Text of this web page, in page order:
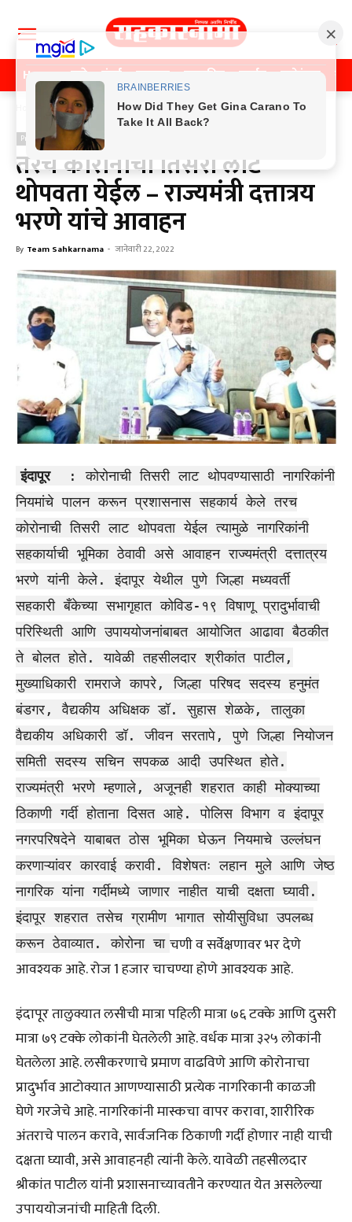
Home पुणे मुंबई महाराष्ट्र राजकीय क्राईम मनोरंजन
Previos News
Previos News
तरच कोरोनाची तिसरी लाट
थोपवता येईल – राज्यमंत्री दत्तात्रय
भरणे यांचे आवाहन
By Team Sahkarnama - जानेवारी 22, 2022
इंदापूर
: कोरोनाची तिसरी लाट थोपवण्यासाठी नागरिकांनी
नियमांचे पालन करून प्रशासनास सहकार्य केले तरच
कोरोनाची तिसरी लाट थोपवता येईल त्यामुळे नागरिकांनी
सहकार्याची भूमिका ठेवावी असे आवाहन राज्यमंत्री दत्तात्रय
भरणे यांनी केले. इंदापूर येथील पुणे जिल्हा मध्यवर्ती
सहकारी बँकेच्या सभागृहात कोविड-१९ विषाणू प्रादुर्भावाची
परिस्थिती आणि उपाययोजनांबाबत आयोजित आढावा बैठकीत
ते बोलत होते. यावेळी तहसीलदार श्रीकांत पाटील,
मुख्याधिकारी रामराजे कापरे, जिल्हा परिषद सदस्य हनुमंत
बंडगर, वैद्यकीय अधिक्षक डॉ. सुहास शेळके, तालुका
वैद्यकीय अधिकारी डॉ. जीवन सरतापे, पुणे जिल्हा नियोजन
समिती सदस्य सचिन सपकळ आदी उपस्थित होते.
राज्यमंत्री भरणे म्हणाले, अजूनही शहरात काही मोक्याच्या
ठिकाणी गर्दी होताना दिसत आहे. पोलिस विभाग व इंदापूर
नगरपरिषदेने याबाबत ठोस भूमिका घेऊन नियमाचे उल्लंघन
करणाऱ्यांवर कारवाई करावी. विशेषतः लहान मुले आणि जेष्ठ
नागरिक यांना गर्दीमध्ये जाणार नाहीत याची दक्षता घ्यावी.
इंदापूर शहरात तसेच ग्रामीण भागात सोयीसुविधा उपलब्ध
करून ठेवाव्यात. कोरोना चा चणी व सर्वेक्षणावर भर देणे
आवश्यक आहे. रोज 1 हजार चाचण्या होणे आवश्यक आहे.
इंदापूर तालुक्यात लसीची मात्रा पहिली मात्रा ७६ टक्के आणि दुसरी
मात्रा ७९ टक्के लोकांनी घेतलेली आहे. वर्धक मात्रा ३२५ लोकांनी
घेतलेला आहे. लसीकरणाचे प्रमाण वाढविणे आणि कोरोनाचा
प्रादुर्भाव आटोक्यात आणण्यासाठी प्रत्येक नागरिकानी काळजी
घेणे गरजेचे आहे. नागरिकांनी मास्कचा वापर करावा, शारीरिक
अंतराचे पालन करावे, सार्वजनिक ठिकाणी गर्दी होणार नाही याची
दक्षता घ्यावी, असे आवाहनही त्यांनी केले. यावेळी तहसीलदार
श्रीकांत पाटील यांनी प्रशासनाच्यावतीने करण्यात येत असलेल्या
उपाययोजनांची माहिती दिली.